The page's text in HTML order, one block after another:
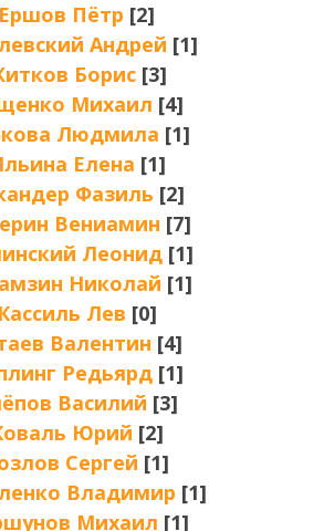
Ершов Пётр [2]
Андрей [1]
Борис [3]
Михаил [4]
Людмила [1]
Елена [1]
Фазиль [2]
Вениамин [7]
Леонид [1]
Николай [1]
Кассиль Лев [0]
Валентин [4]
Редьярд [1]
Василий [3]
Юрий [2]
Сергей [1]
Владимир [1]
Михаил [1]